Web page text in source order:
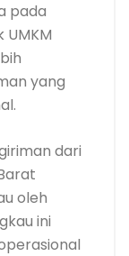
pada
yang
dari
oleh
ini